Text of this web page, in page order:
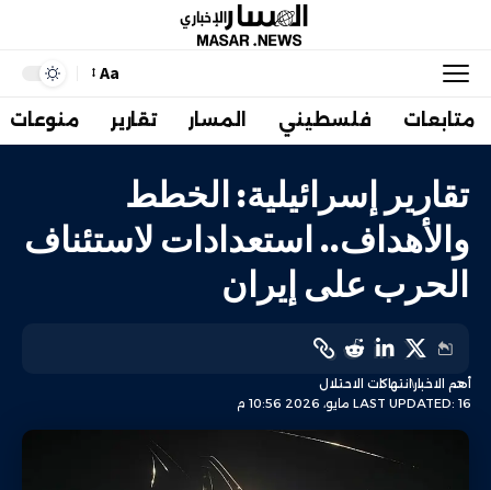
Aa
متابعات فلسطيني المسار تقارير منوعات
تقارير إسرائيلية: الخطط
والأهداف.. استعدادات لاستئناف
الحرب على إيران
LAST UPDATED: 16 مايو، 2026 10:56 م
أهم الاخبارانتهاكات الاحتلال